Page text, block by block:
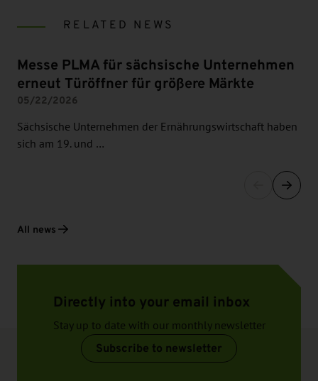
RELATED NEWS
Messe PLMA für sächsische Unternehmen
erneut Türöffner für größere Märkte
05/22/2026
Sächsische Unternehmen der Ernährungswirtschaft haben
sich am 19. und …
All news
Directly into your email inbox
Stay up to date with our monthly newsletter
Subscribe to newsletter